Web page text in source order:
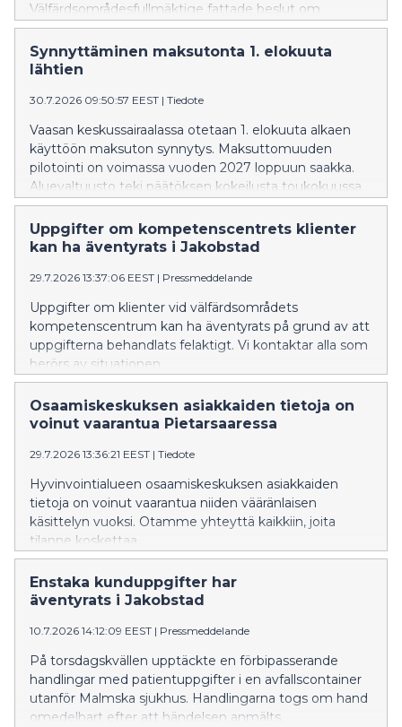
Välfärdsområdesfullmäktige fattade beslut om
försöket i maj. De blivande föräldrarna har under
förlossningsförberedelsen berättat att de är nöjda med
avgiftsfriheten.
Synnyttäminen maksutonta 1. elokuuta
lähtien
30.7.2026 09:50:57 EEST | Tiedote
Vaasan keskussairaalassa otetaan 1. elokuuta alkaen
käyttöön maksuton synnytys. Maksuttomuuden
pilotointi on voimassa vuoden 2027 loppuun saakka.
Aluevaltuusto teki päätöksen kokeilusta toukokuussa.
Tulevat vanhemmat ovat synnytysvalmennuksissa
kertoneet olevansa tyytyväisiä maksuttomuuteen.
Uppgifter om kompetenscentrets klienter
kan ha äventyrats i Jakobstad
29.7.2026 13:37:06 EEST | Pressmeddelande
Uppgifter om klienter vid välfärdsområdets
kompetenscentrum kan ha äventyrats på grund av att
uppgifterna behandlats felaktigt. Vi kontaktar alla som
berörs av situationen.
Osaamiskeskuksen asiakkaiden tietoja on
voinut vaarantua Pietarsaaressa
29.7.2026 13:36:21 EEST | Tiedote
Hyvinvointialueen osaamiskeskuksen asiakkaiden
tietoja on voinut vaarantua niiden vääränlaisen
käsittelyn vuoksi. Otamme yhteyttä kaikkiin, joita
tilanne koskettaa.
Enstaka kunduppgifter har
äventyrats i Jakobstad
10.7.2026 14:12:09 EEST | Pressmeddelande
På torsdagskvällen upptäckte en förbipasserande
handlingar med patientuppgifter i en avfallscontainer
utanför Malmska sjukhus. Handlingarna togs om hand
omedelbart efter att händelsen anmälts.